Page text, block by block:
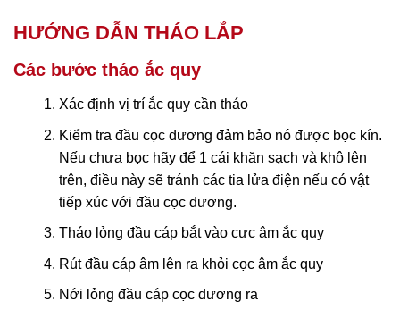
HƯỚNG DẪN THÁO LẮP
Các bước tháo ắc quy
Xác định vị trí ắc quy cần tháo
Kiểm tra đầu cọc dương đảm bảo nó được bọc kín.
Nếu chưa bọc hãy để 1 cái khăn sạch và khô lên
trên, điều này sẽ tránh các tia lửa điện nếu có vật
tiếp xúc với đầu cọc dương.
Tháo lỏng đầu cáp bắt vào cực âm ắc quy
Rút đầu cáp âm lên ra khỏi cọc âm ắc quy
Nới lỏng đầu cáp cọc dương ra